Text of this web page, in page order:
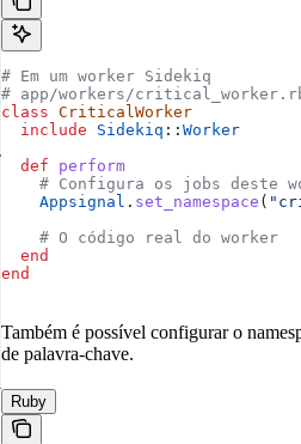
# Em um worker Sidekiq
# app/workers/
class CriticalWorker
  include
Sidekiq :: Worker
  def
perform
# Configura os jobs deste
    Appsignal
. set_namespace (
    # O código real do worker
  end
end
Também é possível configurar o
de palavra-chave.
Ruby